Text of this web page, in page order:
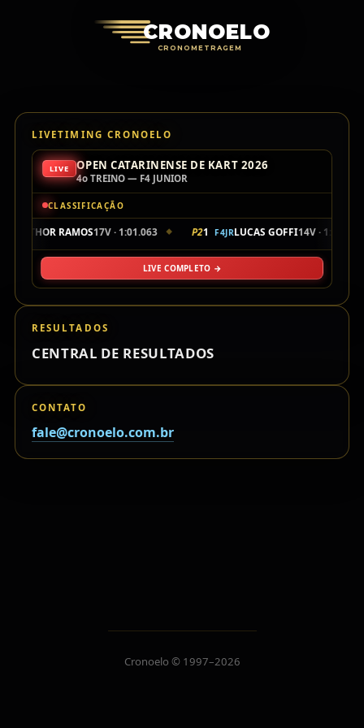
CRONOELO
CRONOMETRAGEM
LIVETIMING CRONOELO
LIVE OPEN CATARINENSE DE KART 2026
4o TREINO — F4 JUNIOR
CLASSIFICAÇÃO
THOR RAMOS17V · 1:01.063 ◆ P21 F4JRLUCAS GOFFI14V · 1:01.256
LIVE COMPLETO →
RESULTADOS
CENTRAL DE RESULTADOS
CONTATO
fale@cronoelo.com.br
Cronoelo © 1997–2026